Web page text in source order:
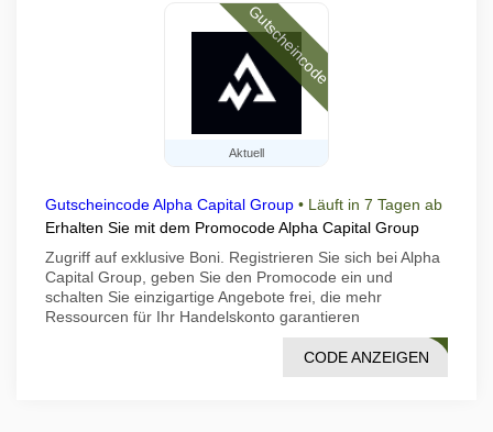
Aktuell
Gutscheincode
Gutscheincode Alpha Capital Group • Läuft in 7 Tagen ab
Erhalten Sie mit dem Promocode Alpha Capital Group
Zugriff auf exklusive Boni. Registrieren Sie sich bei Alpha
Capital Group, geben Sie den Promocode ein und
schalten Sie einzigartige Angebote frei, die mehr
Ressourcen für Ihr Handelskonto garantieren
A8UF
CODE ANZEIGEN